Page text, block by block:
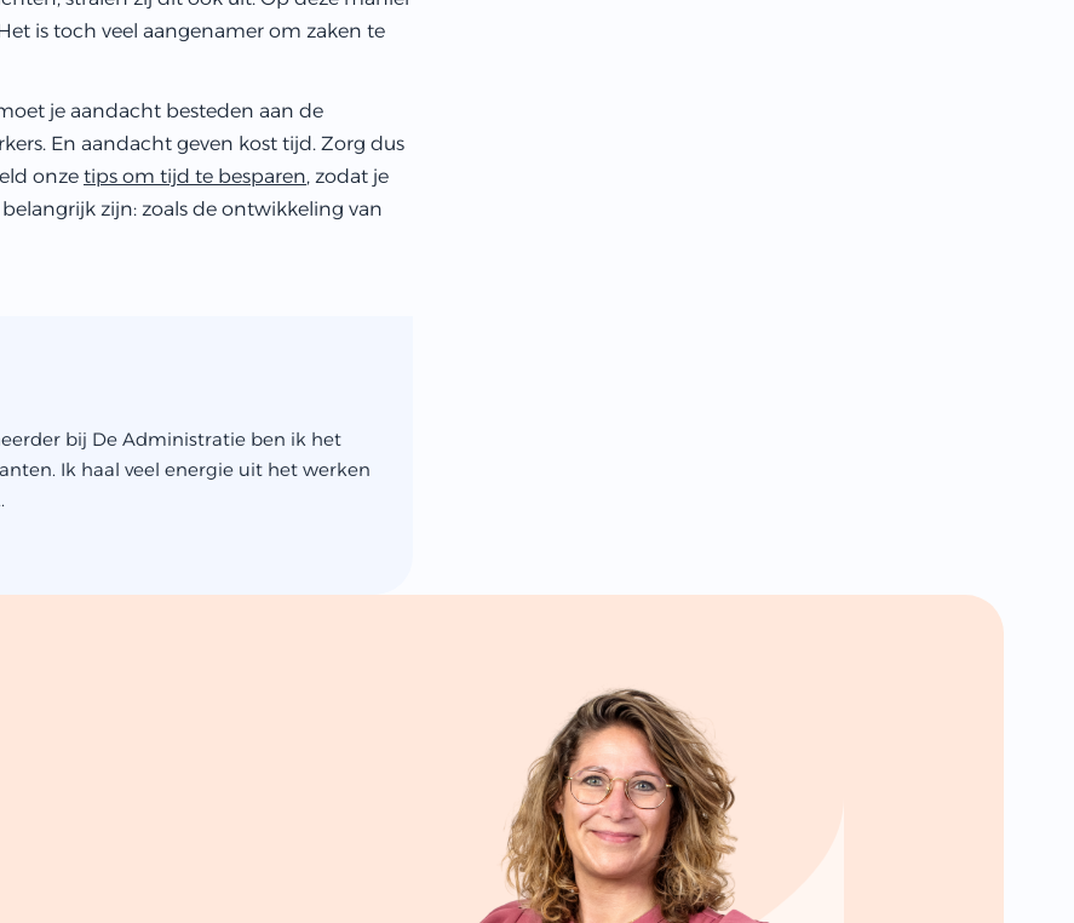
is toch veel aangenamer om zaken te
je aandacht besteden aan de
En aandacht geven kost tijd. Zorg dus
onze tips om tijd te besparen, zodat je
zijn: zoals de ontwikkeling van
bij De Administratie ben ik het
Ik haal veel energie uit het werken